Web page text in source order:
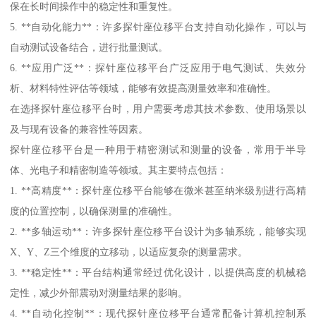
保在长时间操作中的稳定性和重复性。
5. **自动化能力**：许多探针座位移平台支持自动化操作，可以与
自动测试设备结合，进行批量测试。
6. **应用广泛**：探针座位移平台广泛应用于电气测试、失效分
析、材料特性评估等领域，能够有效提高测量效率和准确性。
在选择探针座位移平台时，用户需要考虑其技术参数、使用场景以
及与现有设备的兼容性等因素。
探针座位移平台是一种用于精密测试和测量的设备，常用于半导
体、光电子和精密制造等领域。其主要特点包括：
1. **高精度**：探针座位移平台能够在微米甚至纳米级别进行高精
度的位置控制，以确保测量的准确性。
2. **多轴运动**：许多探针座位移平台设计为多轴系统，能够实现
X、Y、Z三个维度的立移动，以适应复杂的测量需求。
3. **稳定性**：平台结构通常经过优化设计，以提供高度的机械稳
定性，减少外部震动对测量结果的影响。
4. **自动化控制**：现代探针座位移平台通常配备计算机控制系